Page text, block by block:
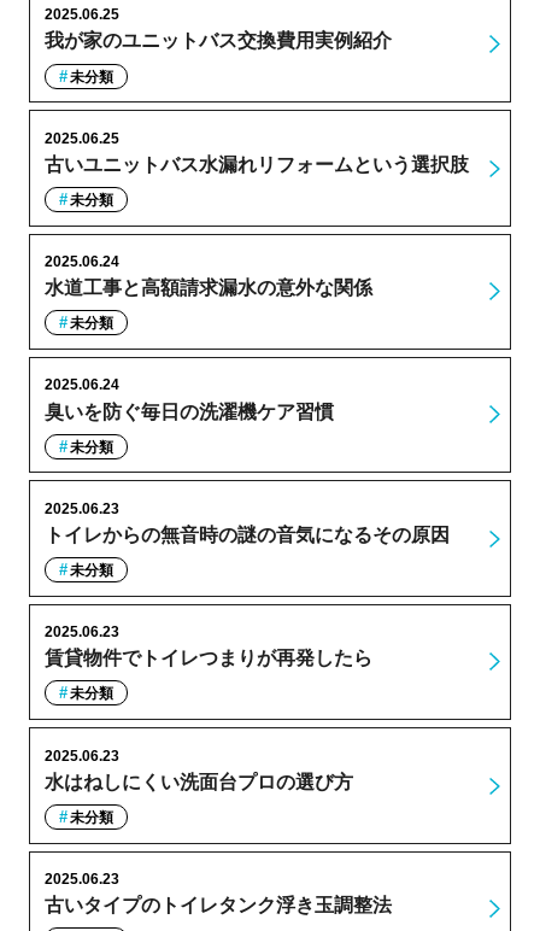
我が家のユニットバス交換費用実例紹介
2025.06.25
未分類
古いユニットバス水漏れリフォームという選択肢
2025.06.25
未分類
水道工事と高額請求漏水の意外な関係
2025.06.24
未分類
臭いを防ぐ毎日の洗濯機ケア習慣
2025.06.24
未分類
トイレからの無音時の謎の音気になるその原因
2025.06.23
未分類
賃貸物件でトイレつまりが再発したら
2025.06.23
未分類
水はねしにくい洗面台プロの選び方
2025.06.23
未分類
古いタイプのトイレタンク浮き玉調整法
2025.06.23